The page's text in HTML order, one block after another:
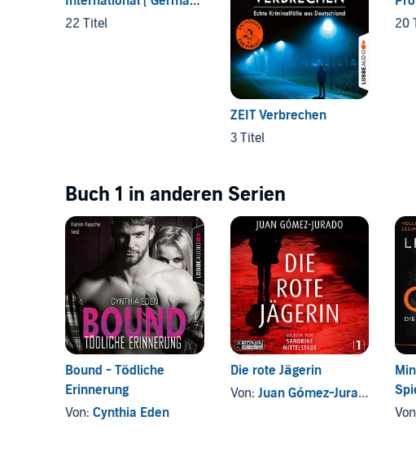
Edition ]
22 Titel
ZEIT Verbrechen
3 Titel
20
Buch 1 in anderen Serien
Bound - Tödliche
Erinnerung
Von: Cynthia Eden
Die rote Jägerin
Von: Juan Gómez-Jurado , und